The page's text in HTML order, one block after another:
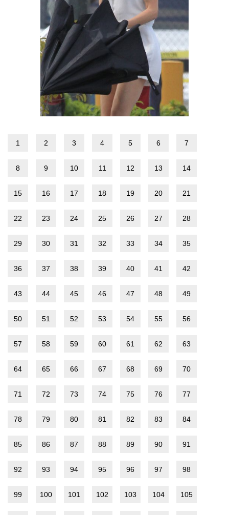
1 2 3 4 5 6 7
8 9 10 11 12 13 14
15 16 17 18 19 20 21
22 23 24 25 26 27 28
29 30 31 32 33 34 35
36 37 38 39 40 41 42
43 44 45 46 47 48 49
50 51 52 53 54 55 56
57 58 59 60 61 62 63
64 65 66 67 68 69 70
71 72 73 74 75 76 77
78 79 80 81 82 83 84
85 86 87 88 89 90 91
92 93 94 95 96 97 98
99 100 101 102 103 104 105